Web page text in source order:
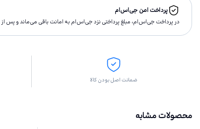
پرداخت امن جی‌اس‌ام
در پرداخت جی‌اس‌ام، مبلغ پرداختى نزد جی‌اس‌ام به امانت باقى مى‌ماند و پس
ضمانت اصل بودن کالا
محصولات مشابه